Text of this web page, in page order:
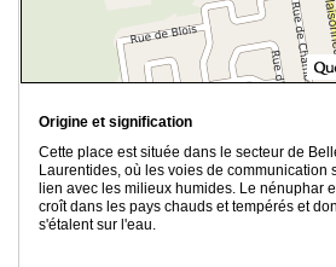
Origine et signification
Cette place est située dans le secteur de
Laurentides, où les voies de communication
lien avec les milieux humides. Le nénuphar
croît dans les pays chauds et tempérés et
s'étalent sur l'eau.